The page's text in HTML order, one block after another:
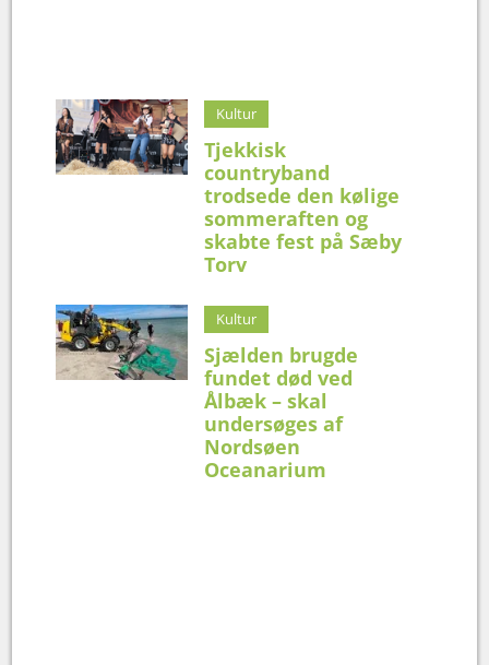
Kultur
Tjekkisk
countryband
trodsede den kølige
sommeraften og
skabte fest på Sæby
Torv
Kultur
Sjælden brugde
fundet død ved
Ålbæk – skal
undersøges af
Nordsøen
Oceanarium